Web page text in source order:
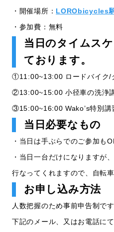
・開催場所： LORObicycles
・参加費：無料
当日のタイムス
ております。
①11:00~13:00 ロードバイク/
②13:00~15:00 小径車の洗浄
③15:00~16:00 Wako’s特別講
当日必要なもの
・当日は手ぶらでのご参加も
・当日一台だけになりますが
行なってくれますので、自転
お申し込み方法
人数把握のため事前申告制です
下記のメール、又はお電話に